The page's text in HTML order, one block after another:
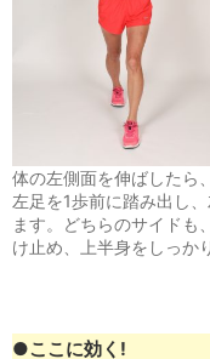
体の左側面を伸ばしたら
左足を1歩前に踏み出し
ます。どちらのサイドも
け止め、上半身をしっか
●ここに効く!